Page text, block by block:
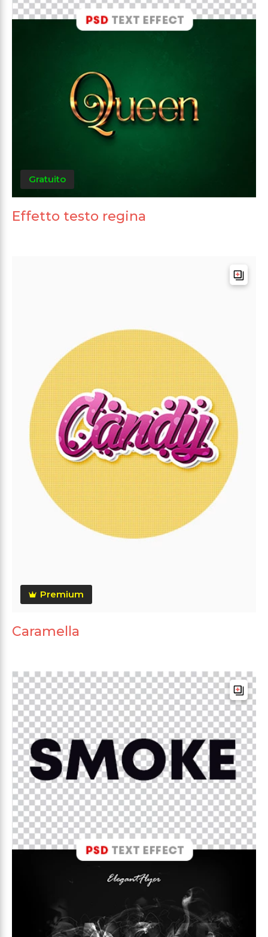
Gratuito
Effetto testo regina
Premium
Caramella